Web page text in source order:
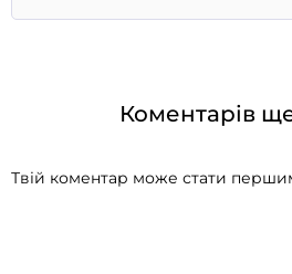
Коментарів
Твій коментар може стати